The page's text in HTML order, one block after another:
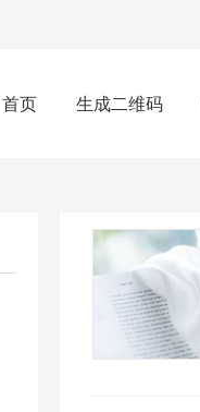
首页 生成二维码